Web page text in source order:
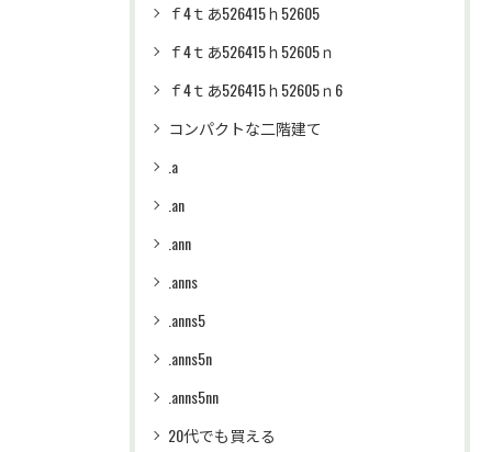
ｆ4ｔあ526415ｈ52605
ｆ4ｔあ526415ｈ52605ｎ
ｆ4ｔあ526415ｈ52605ｎ6
コンパクトな二階建て
.a
.an
.ann
.anns
.anns5
.anns5n
.anns5nn
20代でも買える